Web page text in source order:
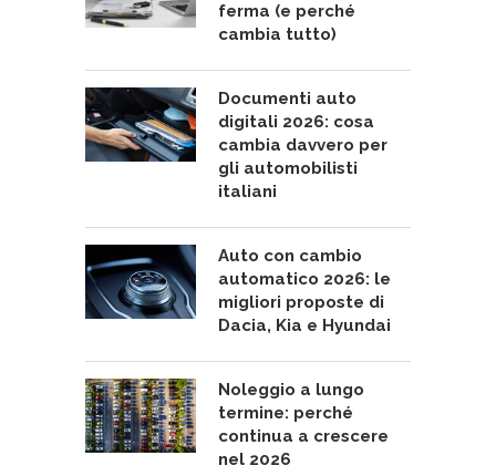
ferma (e perché
cambia tutto)
Documenti auto
digitali 2026: cosa
cambia davvero per
gli automobilisti
italiani
Auto con cambio
automatico 2026: le
migliori proposte di
Dacia, Kia e Hyundai
Noleggio a lungo
termine: perché
continua a crescere
nel 2026